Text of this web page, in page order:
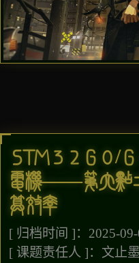
STM32G0/
电机——第六点
算效率
[ 归档时间 ]：2025-
[ 课题责任人 ]：文止墨